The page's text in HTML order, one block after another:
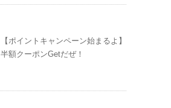
【ポイントキャンペーン始まるよ】
半額クーポンGetだぜ！